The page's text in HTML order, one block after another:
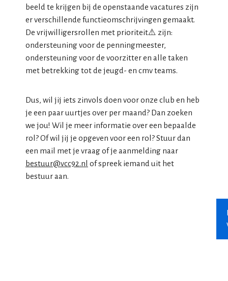
beeld te krijgen bij de openstaande vacatures zijn
er verschillende functieomschrijvingen gemaakt.
De vrijwilligersrollen met prioriteit⚠️ zijn:
ondersteuning voor de penningmeester,
ondersteuning voor de voorzitter en alle taken
met betrekking tot de jeugd- en cmv teams.
Dus, wil jij iets zinvols doen voor onze club en heb
je een paar uurtjes over per maand? Dan zoeken
we jou! Wil je meer informatie over een bepaalde
rol? Of wil jij je opgeven voor een rol? Stuur dan
een mail met je vraag of je aanmelding naar
bestuur@vcc92.nl of spreek iemand uit het
bestuur aan.